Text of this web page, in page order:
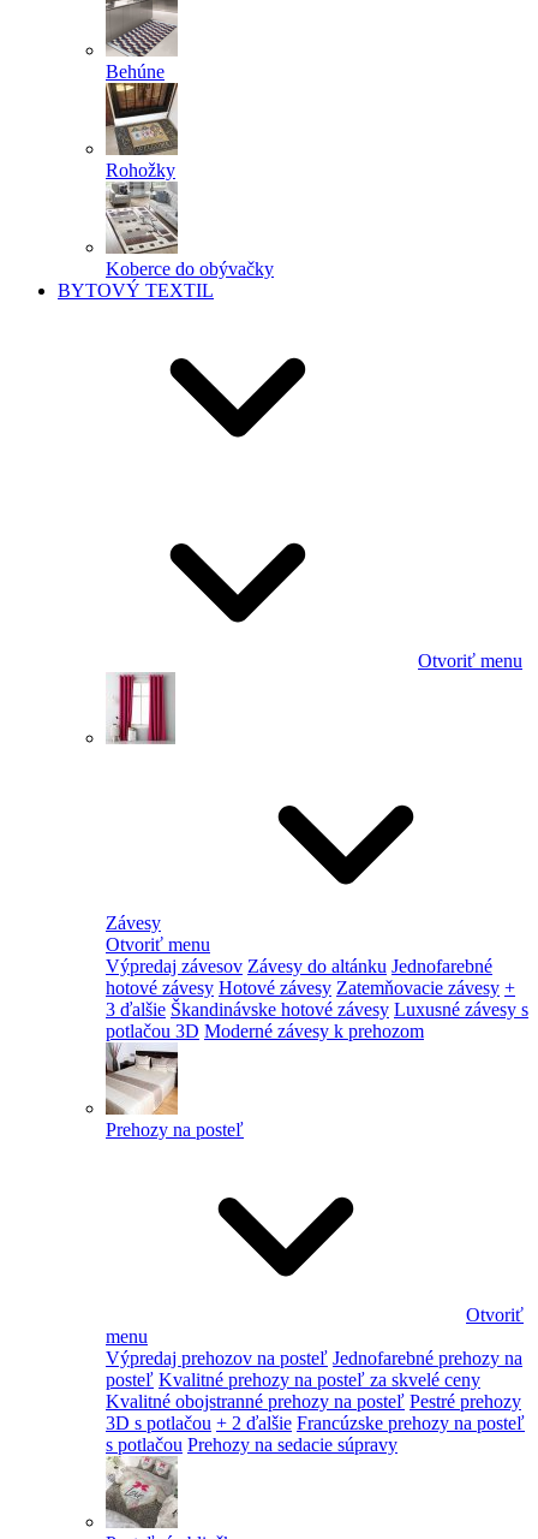
Behúne
Rohožky
Koberce do obývačky
BYTOVÝ TEXTIL
Otvoriť menu
Závesy
Otvoriť menu
Výpredaj závesov Závesy do altánku Jednofarebné
hotové závesy Hotové závesy Zatemňovacie závesy +
3 ďalšie Škandinávske hotové závesy Luxusné závesy s
potlačou 3D Moderné závesy k prehozom
Prehozy na posteľ
Otvoriť
menu
Výpredaj prehozov na posteľ Jednofarebné prehozy na
posteľ Kvalitné prehozy na posteľ za skvelé ceny
Kvalitné obojstranné prehozy na posteľ Pestré prehozy
3D s potlačou + 2 ďalšie Francúzske prehozy na posteľ
s potlačou Prehozy na sedacie súpravy